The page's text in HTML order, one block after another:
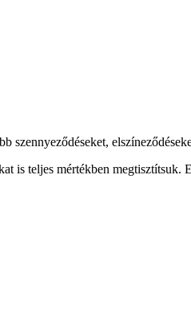
szennyeződéseket,
is teljes mértékben